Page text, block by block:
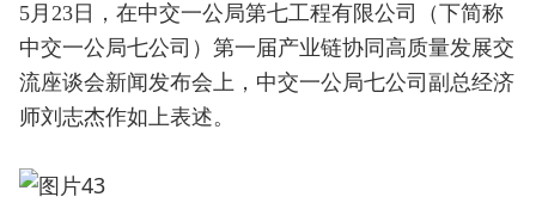
5月23日，在中交一公局第七工程有限公司（下简称
中交一公局七公司）第一届产业链协同高质量发展交
流座谈会新闻发布会上，中交一公局七公司副总经济
师刘志杰作如上表述。